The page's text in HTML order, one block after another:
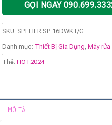
GỌI NGAY
SKU: SPELIER.SP 16DWKT/G
Danh mục: Thiết Bị Gia Dụng, Máy
Thẻ: HOT2024
MÔ TẢ